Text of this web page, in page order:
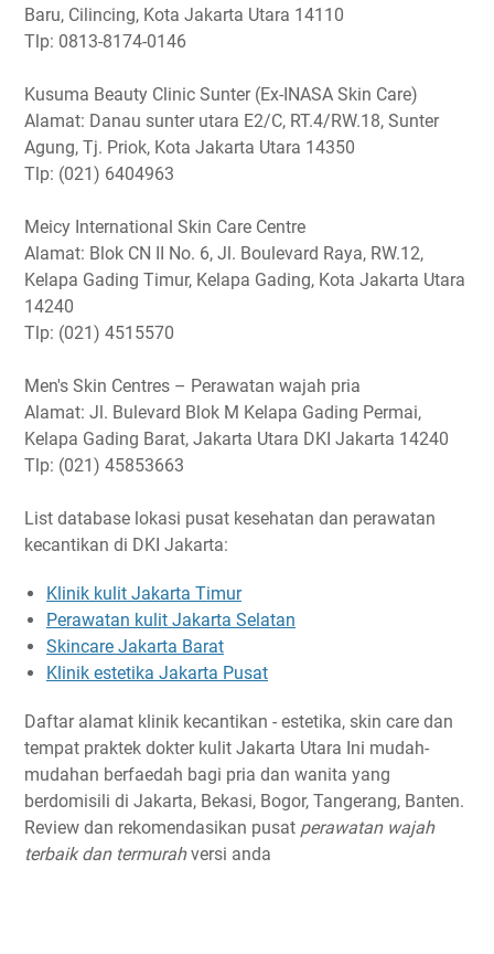
Baru, Cilincing, Kota Jakarta Utara 14110
Tlp: 0813-8174-0146
Kusuma Beauty Clinic Sunter (Ex-INASA Skin Care)
Alamat: Danau sunter utara E2/C, RT.4/RW.18, Sunter
Agung, Tj. Priok, Kota Jakarta Utara 14350
Tlp: (021) 6404963
Meicy International Skin Care Centre
Alamat: Blok CN II No. 6, Jl. Boulevard Raya, RW.12,
Kelapa Gading Timur, Kelapa Gading, Kota Jakarta Utara
14240
Tlp: (021) 4515570
Men's Skin Centres – Perawatan wajah pria
Alamat: Jl. Bulevard Blok M Kelapa Gading Permai,
Kelapa Gading Barat, Jakarta Utara DKI Jakarta 14240
Tlp: (021) 45853663
List database lokasi pusat kesehatan dan perawatan
kecantikan di DKI Jakarta:
Klinik kulit Jakarta Timur
Perawatan kulit Jakarta Selatan
Skincare Jakarta Barat
Klinik estetika Jakarta Pusat
Daftar alamat klinik kecantikan - estetika, skin care dan
tempat praktek dokter kulit Jakarta Utara Ini mudah-
mudahan berfaedah bagi pria dan wanita yang
berdomisili di Jakarta, Bekasi, Bogor, Tangerang, Banten.
Review dan rekomendasikan pusat perawatan wajah
terbaik dan termurahversi anda